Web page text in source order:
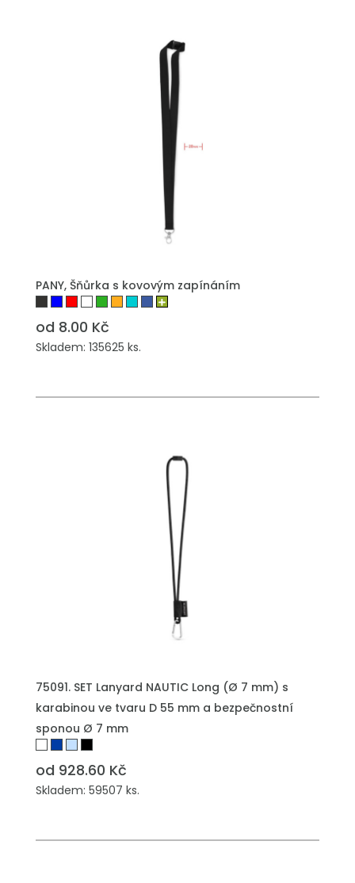
PANY, Šňůrka s kovovým zapínáním
od 8.00 Kč
Skladem: 135625 ks.
75091. SET Lanyard NAUTIC Long (Ø 7 mm) s
karabinou ve tvaru D 55 mm a bezpečnostní
sponou Ø 7 mm
od 928.60 Kč
Skladem: 59507 ks.